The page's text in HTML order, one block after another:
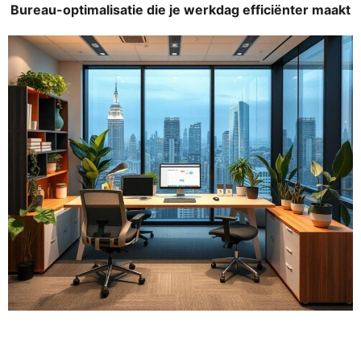
Bureau-optimalisatie die je werkdag efficiënter maakt